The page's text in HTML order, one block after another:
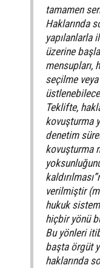
tamamen
Haklarında
yapılanlarla
üzerine
mensupları,
seçilme
Teklifte,
kovuşturma
denetim
kovuşturma
verilmiştir
hukuk
hiçbir yönü
Bu yönleri
başta örgüt
haklarında